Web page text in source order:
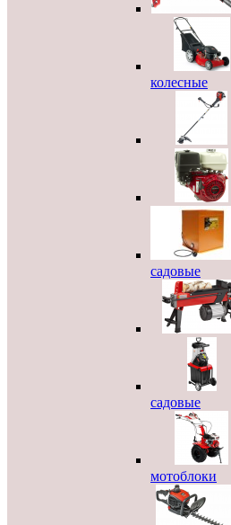
колесные
садовые
садовые
мотоблоки